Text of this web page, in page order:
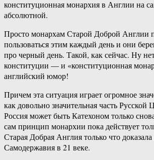
конституционная монархия в Англии на
абсолютной.
Просто монархам Старой Доброй Англии
пользоваться этим каждый день и они
про черный день. Такой, как сейчас. Ну
конституции — и «конституционная
английский юмор!
Причем эта ситуация играет огромное
как довольно значительная часть Русской
Россия может быть Катехоном только
сам принцип монархии пока действует
Старая Добрая Англия только что
Самодержавия в 21 веке.